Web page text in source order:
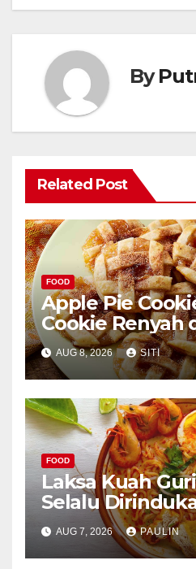
By
Related Post
FOOD
Apple Pie
Cookie Renyah
Apel
AUG 8, 2026 SITI
FOOD
Laksa Kuah
Selalu
AUG 7, 2026 PAULIN